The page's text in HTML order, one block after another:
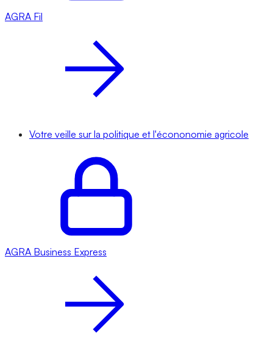
AGRA Fil
Votre veille sur la politique et l'écononomie agricole
AGRA Business Express